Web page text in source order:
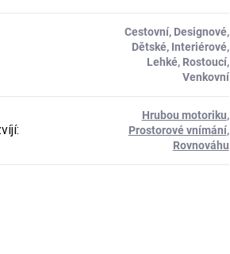
Cestovní, Designové,
Dětské, Interiérové,
Lehké, Rostoucí,
Venkovní
:
Hrubou motoriku,
Prostorové vnímání,
Rovnováhu